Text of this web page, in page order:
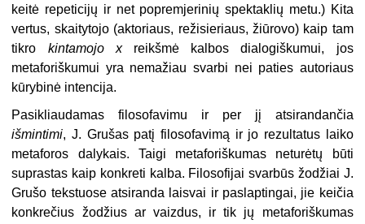
keitė repeticijų ir net popremjerinių spektaklių metu.) Kita
vertus, skaitytojo (aktoriaus, režisieriaus, žiūrovo) kaip tam
tikro kintamojo x reikšmė kalbos dialogiškumui, jos
metaforiškumui yra nemažiau svarbi nei paties autoriaus
kūrybinė intencija.
Pasikliaudamas filosofavimu ir per jį atsirandančia
išmintimi, J. Grušas patį filosofavimą ir jo rezultatus laiko
metaforos dalykais. Taigi metaforiškumas neturėtų būti
suprastas kaip konkreti kalba. Filosofijai svarbūs žodžiai J.
Grušo tekstuose atsiranda laisvai ir paslaptingai, jie keičia
konkrečius žodžius ar vaizdus, ir tik jų metaforiškumas